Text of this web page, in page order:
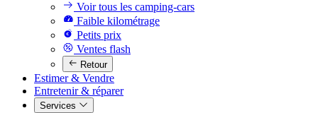
Voir tous les camping-cars
Faible kilométrage
Petits prix
Ventes flash
Retour
Estimer & Vendre
Entretenir & réparer
Services